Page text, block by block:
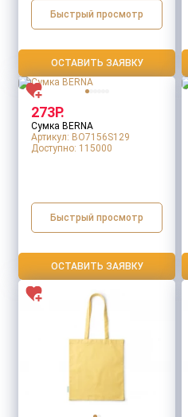
Быстрый просмотр
ОСТАВИТЬ ЗАЯВКУ
273Р.
Сумка BERNA
Артикул: BO7156S129
Доступно: 115000
Быстрый просмотр
ОСТАВИТЬ ЗАЯВКУ